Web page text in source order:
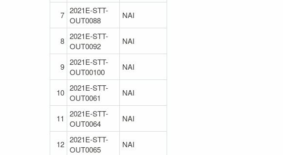
7 2021E-STT-
OUT0088
NAI
8 2021E-STT-
OUT0092
NAI
9 2021E-STT-
OUT00100
NAI
10 2021E-STT-
OUT0061
NAI
11
2021E-STT-
OUT0064
NAI
12 2021E-STT-
OUT0065
NAI